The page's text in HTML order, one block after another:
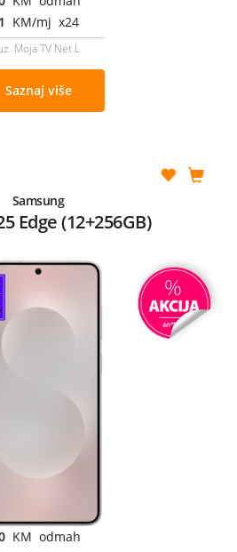
KM/mj x24
Moja TV Net L
Saznaj više
Samsung
Edge (12+256GB)
KM odmah